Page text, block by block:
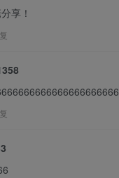
享！